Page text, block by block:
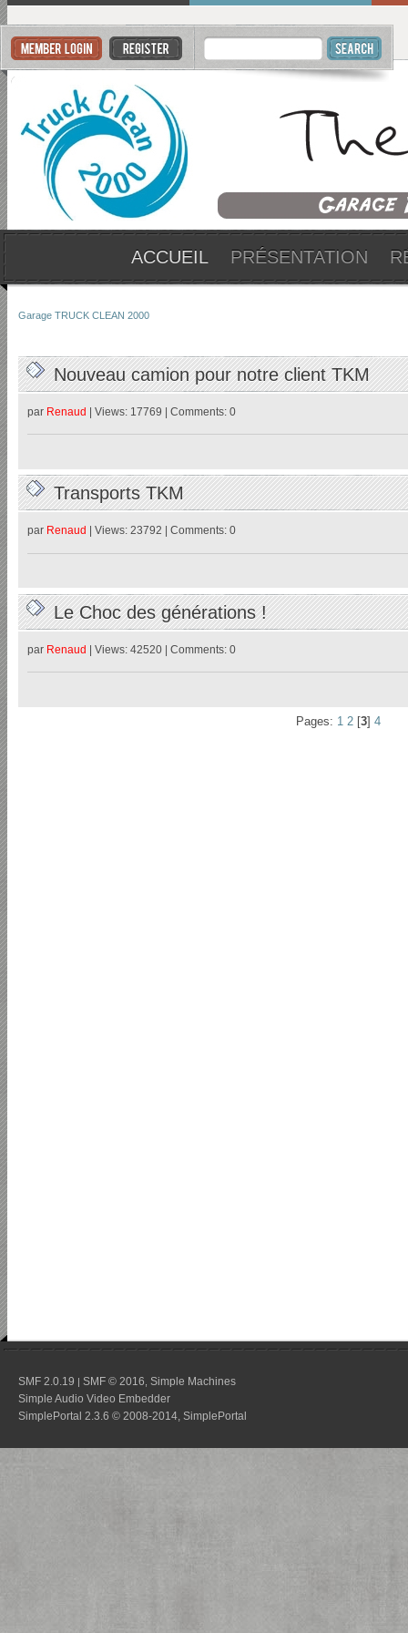
ACCUEIL PRÉSENTATION
Garage TRUCK CLEAN 2000
Nouveau camion pour notre client TKM
par Renaud | Views: 17769 | Comments: 0
Transports TKM
par Renaud | Views: 23792 | Comments: 0
Le Choc des générations !
par Renaud | Views: 42520 | Comments: 0
Pages: 1 2 [3] 4
SMF 2.0.19 | SMF © 2016 Simple Machines
Simple Audio Video Embedder
SimplePortal 2.3.6 © 2008-2014, SimplePortal